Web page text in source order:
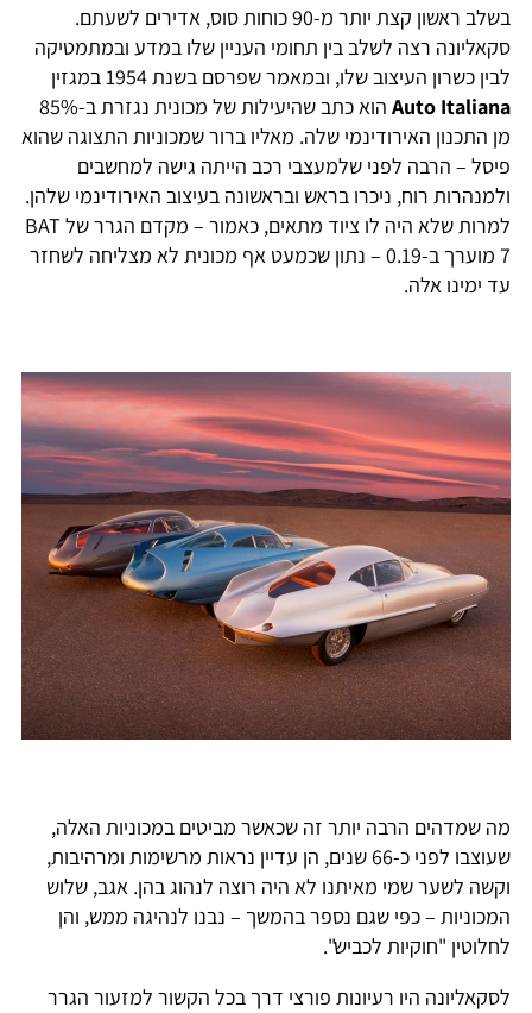
בשלב ראשון קצת יותר מ-90 כוחות סוס, אדירים לשעתם.
סקאליונה רצה לשלב בין תחומי העניין שלו במדע ובמתמטיקה
לבין כשרון העיצוב שלו, ובמאמר שפרסם בשנת 1954 במגזין
Auto Italiana
הוא כתב שהיעילות של מכונית נגזרת ב-85%
מן התכנון האירודינמי שלה. מאליו ברור שמכוניות התצוגה שהוא
פיסל – הרבה לפני שלמעצבי רכב הייתה גישה למחשבים
ולמנהרות רוח, ניכרו בראש ובראשונה בעיצוב האירודינמי שלהן.
למרות שלא היה לו ציוד מתאים, כאמור – מקדם הגרר של BAT
7 מוערך ב-0.19 – נתון שכמעט אף מכונית לא מצליחה לשחזר
עד ימינו אלה.
מה שמדהים הרבה יותר זה שכאשר מביטים במכוניות האלה,
שעוצבו לפני כ-66 שנים, הן עדיין נראות מרשימות ומרהיבות,
וקשה לשער שמי מאיתנו לא היה רוצה לנהוג בהן. אגב, שלוש
המכוניות – כפי שגם נספר בהמשך – נבנו לנהיגה ממש, והן
לחלוטין "חוקיות לכביש".
לסקאליונה היו רעיונות פורצי דרך בכל הקשור למזעור הגרר